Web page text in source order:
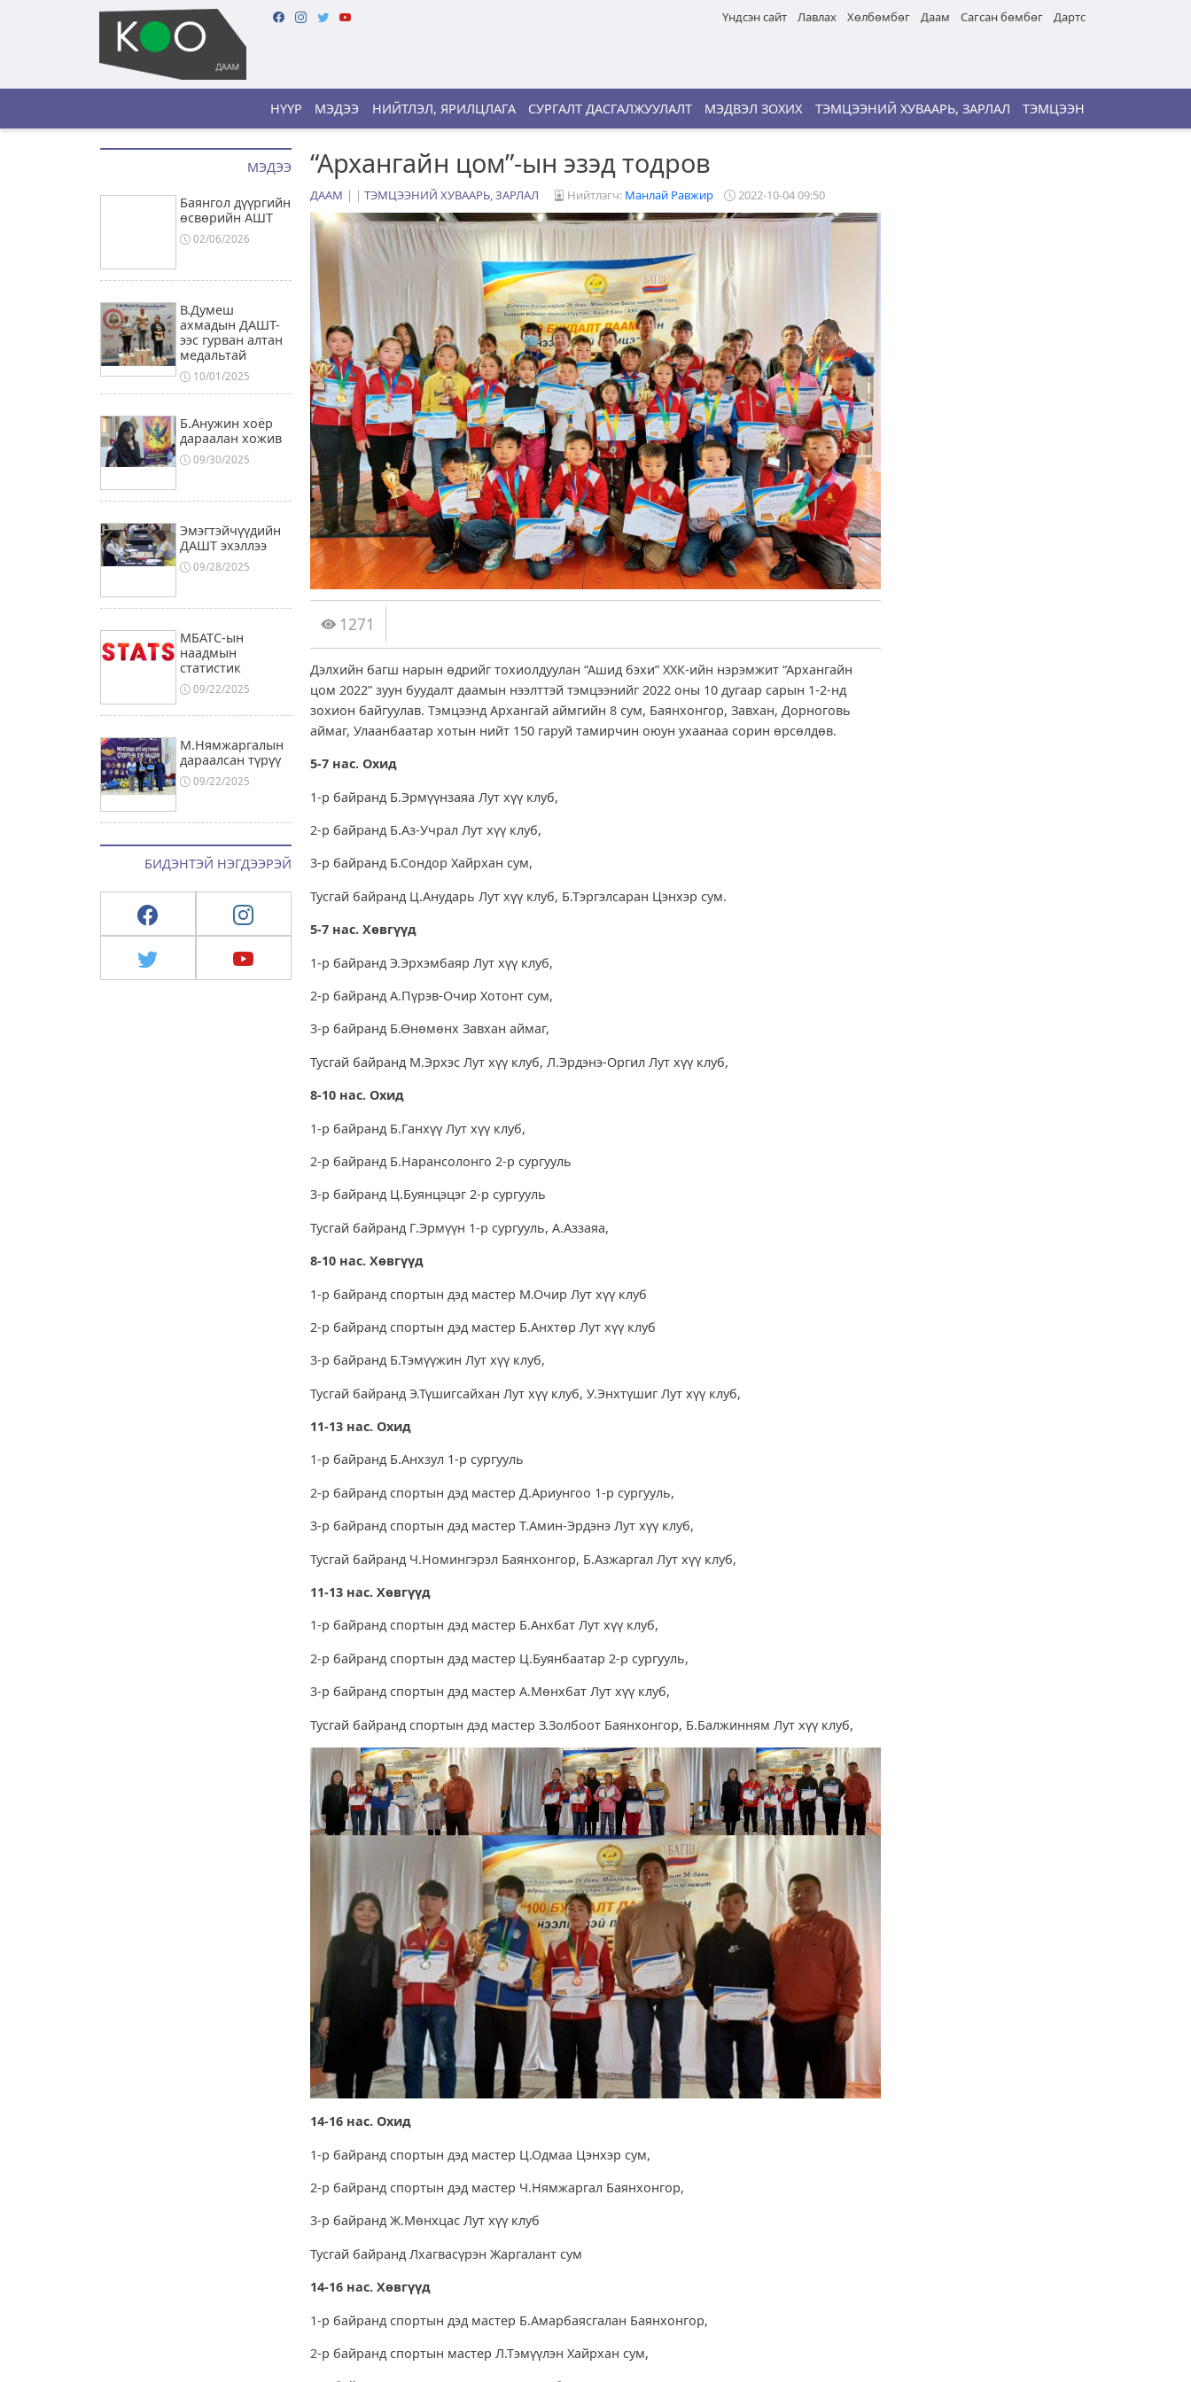
Үндсэн сайт Лавлах Хөлбөмбөг Даам Сагсан бөмбөг Дартс
НҮҮР МЭДЭЭ НИЙТЛЭЛ, ЯРИЛЦЛАГА СУРГАЛТ ДАСГАЛЖУУЛАЛТ МЭДВЭЛ ЗОХИХ ТЭМЦЭЭНИЙ ХУВААРЬ, ЗАРЛАЛ ТЭМЦЭЭН
МЭДЭЭ
Баянгол дүүргийн
өсвөрийн АШТ
02/06/2026
В.Думеш
ахмадын ДАШТ-
ээс гурван алтан
медальтай
10/01/2025
Б.Анужин хоёр
дараалан хожив
09/30/2025
Эмэгтэйчүүдийн
ДАШТ эхэллээ
09/28/2025
МБАТС-ын
наадмын
статистик
09/22/2025
М.Нямжаргалын
дараалсан түрүү
09/22/2025
БИДЭНТЭЙ НЭГДЭЭРЭЙ
“Архангайн цом”-ын эзэд тодров
ДААМ |ТЭМЦЭЭНИЙ ХУВААРЬ, ЗАРЛАЛ Нийтлэгч: Манлай Равжир 2022-10-04 09:50
1271
Дэлхийн багш нарын өдрийг тохиолдуулан “Ашид бэхи” ХХК-ийн нэрэмжит “Архангайн
цом 2022” зуун буудалт даамын нээлттэй тэмцээнийг 2022 оны 10 дугаар сарын 1-2-нд
зохион байгуулав. Тэмцээнд Архангай аймгийн 8 сум, Баянхонгор, Завхан, Дорноговь
аймаг, Улаанбаатар хотын нийт 150 гаруй тамирчин оюун ухаанаа сорин өрсөлдөв.
5-7 нас. Охид
1-р байранд Б.Эрмүүнзаяа Лут хүү клуб,
2-р байранд Б.Аз-Учрал Лут хүү клуб,
3-р байранд Б.Сондор Хайрхан сум,
Тусгай байранд Ц.Анударь Лут хүү клуб, Б.Тэргэлсаран Цэнхэр сум.
5-7 нас. Хөвгүүд
1-р байранд Э.Эрхэмбаяр Лут хүү клуб,
2-р байранд А.Пүрэв-Очир Хотонт сум,
3-р байранд Б.Өнөмөнх Завхан аймаг,
Тусгай байранд М.Эрхэс Лут хүү клуб, Л.Эрдэнэ-Оргил Лут хүү клуб,
8-10 нас. Охид
1-р байранд Б.Ганхүү Лут хүү клуб,
2-р байранд Б.Нарансолонго 2-р сургууль
3-р байранд Ц.Буянцэцэг 2-р сургууль
Тусгай байранд Г.Эрмүүн 1-р сургууль, А.Аззаяа,
8-10 нас. Хөвгүүд
1-р байранд спортын дэд мастер М.Очир Лут хүү клуб
2-р байранд спортын дэд мастер Б.Анхтөр Лут хүү клуб
3-р байранд Б.Тэмүүжин Лут хүү клуб,
Тусгай байранд Э.Түшигсайхан Лут хүү клуб, У.Энхтүшиг Лут хүү клуб,
11-13 нас. Охид
1-р байранд Б.Анхзул 1-р сургууль
2-р байранд спортын дэд мастер Д.Ариунгоо 1-р сургууль,
3-р байранд спортын дэд мастер Т.Амин-Эрдэнэ Лут хүү клуб,
Тусгай байранд Ч.Номингэрэл Баянхонгор, Б.Азжаргал Лут хүү клуб,
11-13 нас. Хөвгүүд
1-р байранд спортын дэд мастер Б.Анхбат Лут хүү клуб,
2-р байранд спортын дэд мастер Ц.Буянбаатар 2-р сургууль,
3-р байранд спортын дэд мастер А.Мөнхбат Лут хүү клуб,
Тусгай байранд спортын дэд мастер З.Золбоот Баянхонгор, Б.Балжинням Лут хүү клуб,
14-16 нас. Охид
1-р байранд спортын дэд мастер Ц.Одмаа Цэнхэр сум,
2-р байранд спортын дэд мастер Ч.Нямжаргал Баянхонгор,
3-р байранд Ж.Мөнхцас Лут хүү клуб
Тусгай байранд Лхагвасүрэн Жаргалант сум
14-16 нас. Хөвгүүд
1-р байранд спортын дэд мастер Б.Амарбаясгалан Баянхонгор,
2-р байранд спортын мастер Л.Тэмүүлэн Хайрхан сум,